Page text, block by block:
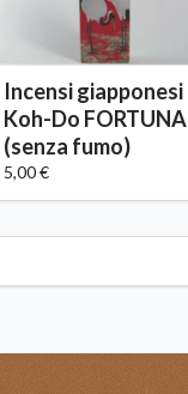
Incensi giapponesi
Koh-Do FORTUNA
(senza fumo)
5,00 €